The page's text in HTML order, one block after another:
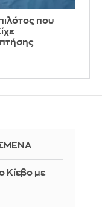
που
Κίεβο με